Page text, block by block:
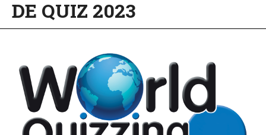
DE QUIZ 2023